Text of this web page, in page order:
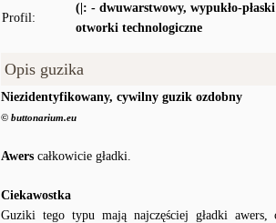
Profil:
(|: - dwuwarstwowy, wypukło-
otworki technologiczne
Opis guzika
Niezidentyfikowany, cywilny guzik ozdobny
© buttonarium.eu
Awers całkowicie gładki.
Ciekawostka
Guziki tego typu mają najczęściej gładki awers,